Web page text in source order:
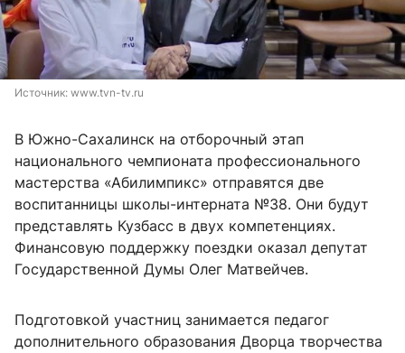
Источник: www.tvn-tv.ru
В Южно-Сахалинск на отборочный этап
национального чемпионата профессионального
мастерства «Абилимпикс» отправятся две
воспитанницы школы-интерната №38. Они будут
представлять Кузбасс в двух компетенциях.
Финансовую поддержку поездки оказал депутат
Государственной Думы Олег Матвейчев.
Подготовкой участниц занимается педагог
дополнительного образования Дворца творчества